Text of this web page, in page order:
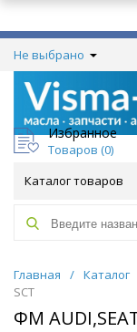
Не выбрано
Избранное
Товаров (0)
Каталог товаров
Главная / Каталог
SCT
ФМ